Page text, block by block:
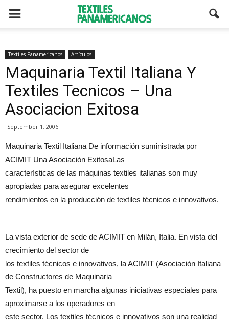
Textiles Panamericanos Artículos
Maquinaria Textil Italiana Y
Textiles Tecnicos – Una
Asociacion Exitosa
September 1, 2006
Maquinaria Textil Italiana De información suministrada por
ACIMIT Una Asociación ExitosaLas
características de las máquinas textiles italianas son muy
apropiadas para asegurar excelentes
rendimientos en la producción de textiles técnicos e innovativos.
La vista exterior de sede de ACIMIT en Milán, Italia. En vista del
crecimiento del sector de
los textiles técnicos e innovativos, la ACIMIT (Asociación Italiana
de Constructores de Maquinaria
Textil), ha puesto en marcha algunas iniciativas especiales para
aproximarse a los operadores en
este sector. Los textiles técnicos e innovativos son una realidad